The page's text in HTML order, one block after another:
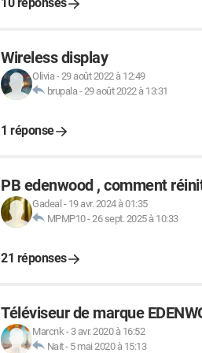
Wireless display
Olivia-29 août 2022 à 12:49
brupala-29 août 2022 à 13:31
1 réponse
PB edenwood , comment
Gadeal - 19 avr. 2024 à 01:35
MPMP10-26 sept. 2025 à 10:33
21 réponses
Téléviseur de marque
Marcnk- 3 avr. 2020 à 16:52
Nait- 5 mai 2020 à 15:13